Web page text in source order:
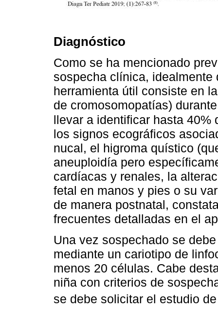
Diagnóstico
Como se ha mencionado
sospecha clínica, idealmente
herramienta útil consiste en
de cromosomopatías)
llevar a identificar hasta 40%
los signos ecográficos
nucal, el higroma quístico
aneuploidía pero
cardíacas y renales, la
fetal en manos y pies o su
de manera postnatal,
frecuentes detalladas en el
Una vez sospechado se
mediante un cariotipo de
menos 20 células. Cabe
niña con criterios de
se debe solicitar el estudio